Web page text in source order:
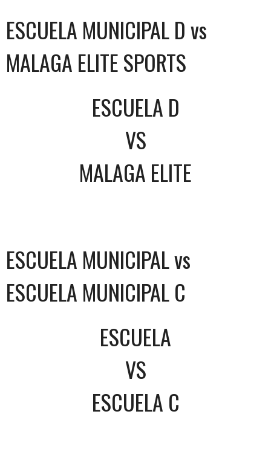
ESCUELA MUNICIPAL D vs
MALAGA ELITE SPORTS
ESCUELA D
VS
MALAGA ELITE
ESCUELA MUNICIPAL vs
ESCUELA MUNICIPAL C
ESCUELA
VS
ESCUELA C